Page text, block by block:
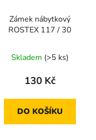
Zámek nábytkový
ROSTEX 117 / 30
Skladem (>5 ks)
130 Kč
DO KOŠÍKU